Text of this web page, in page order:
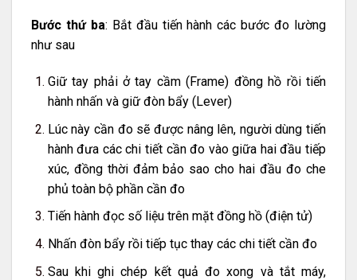
Bước thứ ba: Bắt đầu tiến hành các bước đo lường
như sau
Giữ tay phải ở tay cầm (Frame) đồng hồ rồi tiến
hành nhấn và giữ đòn bẩy (Lever)
Lúc này cần đo sẽ được nâng lên, người dùng tiến
hành đưa các chi tiết cần đo vào giữa hai đầu tiếp
xúc, đồng thời đảm bảo sao cho hai đầu đo che
phủ toàn bộ phần cần đo
Tiến hành đọc số liệu trên mặt đồng hồ (điện tử)
Nhấn đòn bẩy rồi tiếp tục thay các chi tiết cần đo
Sau khi ghi chép kết quả đo xong và tắt máy,